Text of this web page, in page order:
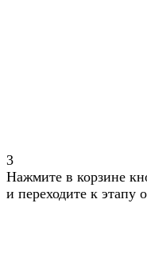
3
Нажмите в корзине
и переходите к